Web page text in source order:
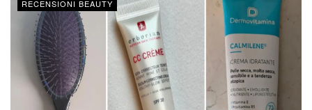
RECENSIONI BEAUTY